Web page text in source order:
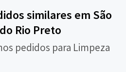
similares em São
Rio Preto
pedidos para Limpeza